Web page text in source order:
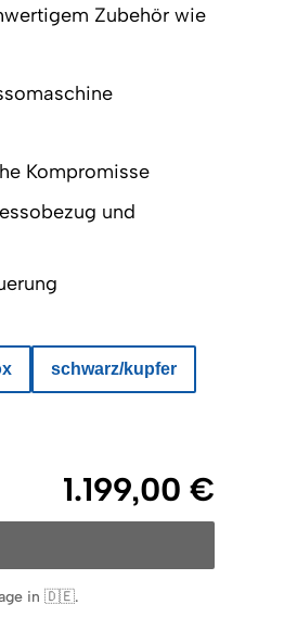
schwarz/kupfer
Zubehör wie
Kompromisse
und
1.199,00 €
in 🇩🇪.